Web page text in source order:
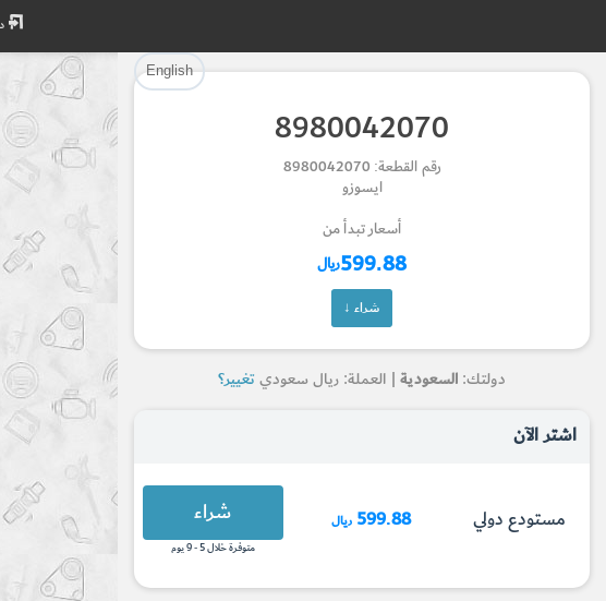
English
8980042070
رقم القطعة: 8980042070
ايسوزو
أسعار تبدأ من
599.88ريال
شراء ↓
دولتك: السعودية | العملة: ريال سعوديتغيير؟
اشتر الآن
مستودع دولي 599.88 ريال شراء
متوفرة خلال 5 - 9 يوم
تم إضافة القطعة بنجاح.
Part Successfully Selected
Return to Search Page
تم إضافة القطعة للسلة بنجاح.
Part Added to Cart
Checkout